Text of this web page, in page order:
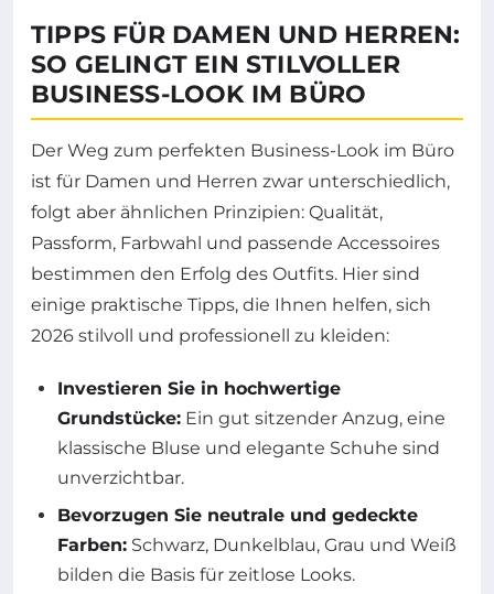
TIPPS FÜR DAMEN UND HERREN:
SO GELINGT EIN STILVOLLER
BUSINESS-LOOK IM BÜRO
Der Weg zum perfekten Business-Look im Büro
ist für Damen und Herren zwar unterschiedlich,
folgt aber ähnlichen Prinzipien: Qualität,
Passform, Farbwahl und passende Accessoires
bestimmen den Erfolg des Outfits. Hier sind
einige praktische Tipps, die Ihnen helfen, sich
2026 stilvoll und professionell zu kleiden:
Investieren Sie in hochwertige
Grundstücke: Ein gut sitzender Anzug, eine
klassische Bluse und elegante Schuhe sind
unverzichtbar.
Bevorzugen Sie neutrale und gedeckte
Farben: Schwarz, Dunkelblau, Grau und Weiß
bilden die Basis für zeitlose Looks.